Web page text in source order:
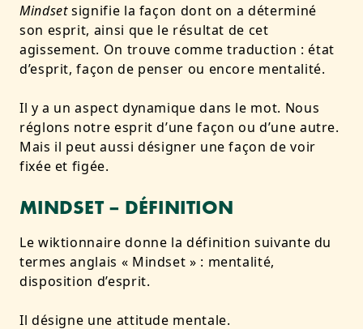
Mindsetsignifie la façon dont on a déterminé
son esprit, ainsi que le résultat de cet
agissement. On trouve comme traduction : état
d’esprit, façon de penser ou encore mentalité.
Il y a un aspect dynamique dans le mot. Nous
réglons notre esprit d’une façon ou d’une autre.
Mais il peut aussi désigner une façon de voir
fixée et figée.
MINDSET – DÉFINITION
Le wiktionnaire donne la définition suivante du
termes anglais « Mindset » : mentalité,
disposition d’esprit.
Il désigne une attitude mentale.